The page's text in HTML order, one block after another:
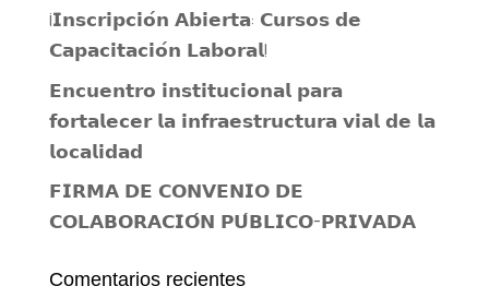
¡𝗜𝗻𝘀𝗰𝗿𝗶𝗽𝗰𝗶𝗼́𝗻 𝗔𝗯𝗶𝗲𝗿𝘁𝗮: 𝗖𝘂𝗿𝘀𝗼𝘀 𝗱𝗲
𝗖𝗮𝗽𝗮𝗰𝗶𝘁𝗮𝗰𝗶𝗼́𝗻 𝗟𝗮𝗯𝗼𝗿𝗮𝗹!
𝗘𝗻𝗰𝘂𝗲𝗻𝘁𝗿𝗼 𝗶𝗻𝘀𝘁𝗶𝘁𝘂𝗰𝗶𝗼𝗻𝗮𝗹 𝗽𝗮𝗿𝗮
𝗳𝗼𝗿𝘁𝗮𝗹𝗲𝗰𝗲𝗿 𝗹𝗮 𝗶𝗻𝗳𝗿𝗮𝗲𝘀𝘁𝗿𝘂𝗰𝘁𝘂𝗿𝗮 𝘃𝗶𝗮𝗹 𝗱𝗲 𝗹𝗮
𝗹𝗼𝗰𝗮𝗹𝗶𝗱𝗮𝗱
𝗙𝗜𝗥𝗠𝗔 𝗗𝗘 𝗖𝗢𝗡𝗩𝗘𝗡𝗜𝗢 𝗗𝗘
𝗖𝗢𝗟𝗔𝗕𝗢𝗥𝗔𝗖𝗜𝗢́𝗡 𝗣𝗨́𝗕𝗟𝗜𝗖𝗢-𝗣𝗥𝗜𝗩𝗔𝗗𝗔
Comentarios recientes